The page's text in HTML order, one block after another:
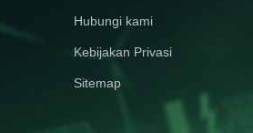
Hubungi kami
Kebijakan Privasi
Sitemap